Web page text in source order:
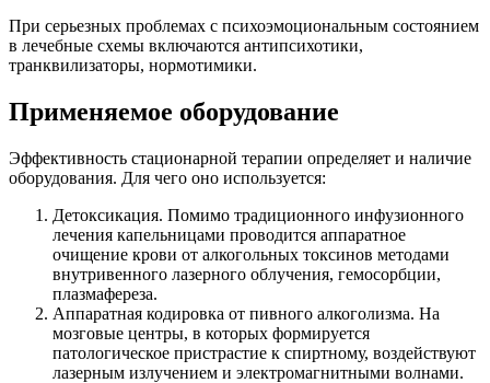
При серьезных проблемах с психоэмоциональным состоянием
в лечебные схемы включаются антипсихотики,
транквилизаторы, нормотимики.
Применяемое оборудование
Эффективность стационарной терапии определяет и наличие
оборудования. Для чего оно используется:
Детоксикация. Помимо традиционного инфузионного
лечения капельницами проводится аппаратное
очищение крови от алкогольных токсинов методами
внутривенного лазерного облучения, гемосорбции,
плазмафереза.
Аппаратная кодировка от пивного алкоголизма. На
мозговые центры, в которых формируется
патологическое пристрастие к спиртному, воздействуют
лазерным излучением и электромагнитными волнами.